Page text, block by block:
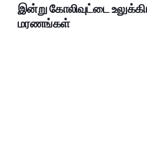
இன்று கோலிவுட்டை
மரணங்கள்